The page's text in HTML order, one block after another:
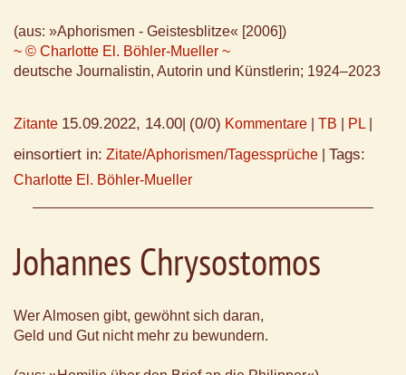
(aus: »Aphorismen - Geistesblitze« [2006])
~ © Charlotte El. Böhler-Mueller ~
deutsche Journalistin, Autorin und Künstlerin; 1924–2023
Zitante 15.09.2022, 14.00 (0/0) Kommentare TB PL
einsortiert in: Zitate/Aphorismen/Tagessprüche Tags:
Charlotte El. Böhler-Mueller
Johannes Chrysostomos
Wer Almosen gibt, gewöhnt sich daran,
Geld und Gut nicht mehr zu bewundern.